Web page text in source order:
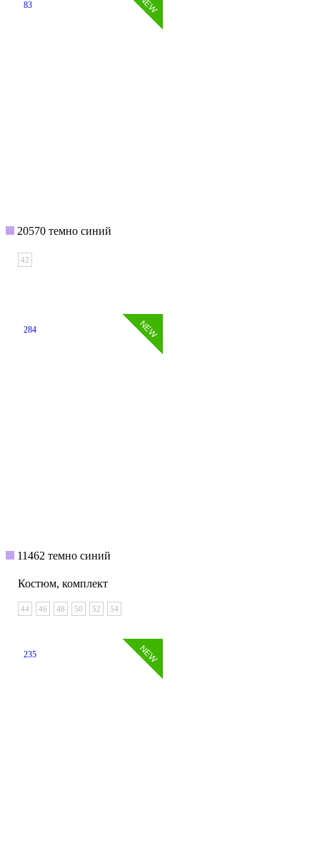
83
20570 темно синий
42
284
11462 темно синий
Костюм, комплект
44 46 48 50 52 54
235